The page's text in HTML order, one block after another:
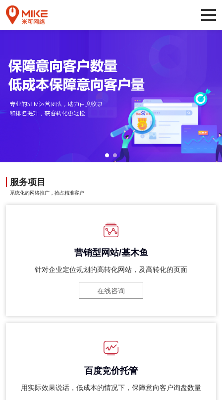
服务项目
系统化的网络推广，抢占精准客户
营销型网站/基木鱼
针对企业定位规划的高转化网站，及高转化的页面
在线咨询
百度竞价托管
用实际效果说话，低成本的情况下，保障意向客户询盘数量